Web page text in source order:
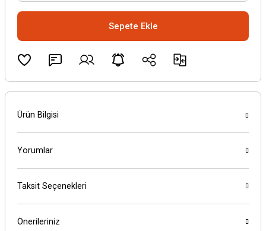
Sepete Ekle
Ürün Bilgisi
Yorumlar
Taksit Seçenekleri
Önerileriniz